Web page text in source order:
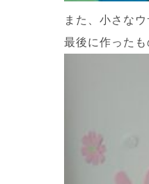
また、小さな
最後に作った